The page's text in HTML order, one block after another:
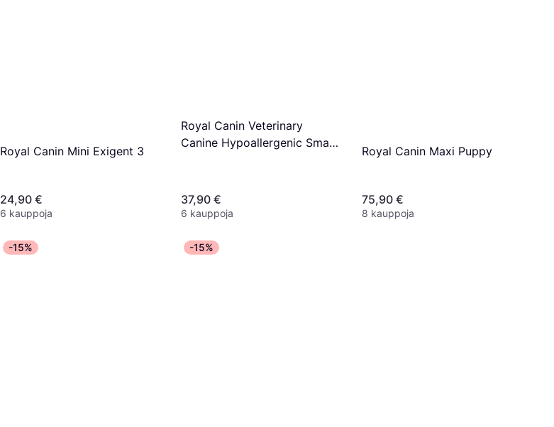
Royal Canin Mini Exigent 3
24,90 €
6 kauppoja
Royal Canin Veterinary
Canine Hypoallergenic Small
37,90 €
6 kauppoja
Royal Canin Maxi Puppy
75,90 €
8 kauppoja
-15% -15%